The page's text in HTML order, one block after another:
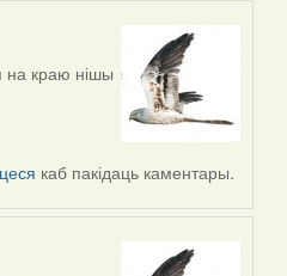
на краю нішы
каб пакідаць каментары.